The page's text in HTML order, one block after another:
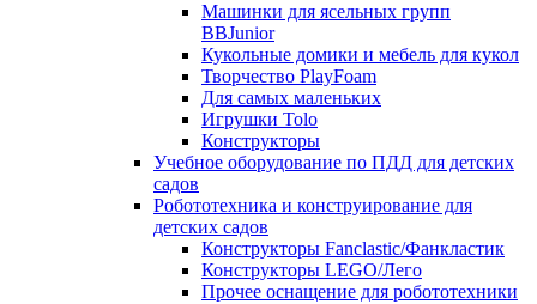
Машинки для ясельных групп
BBJunior
Кукольные домики и мебель для кукол
Творчество PlayFoam
Для самых маленьких
Игрушки Tolo
Конструкторы
Учебное оборудование по ПДД для детских
садов
Робототехника и конструирование для
детских садов
Конструкторы Fanclastic/Фанкластик
Конструкторы LEGO/Лего
Прочее оснащение для робототехники